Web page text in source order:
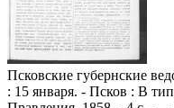
Псковские губернские
: 15 января. - Псков : В